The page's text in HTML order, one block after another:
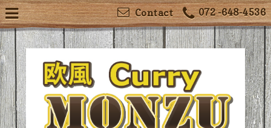
072 -648-4536
Contact